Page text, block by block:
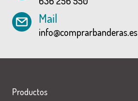
Mail
info@comprarbanderas.es
Productos